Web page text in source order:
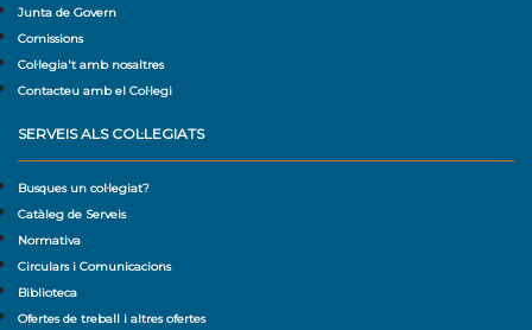
Junta de Govern
Comissions
Col·legia't amb nosaltres
Contacteu amb el Col·legi
SERVEIS ALS COL·LEGIATS
Busques un col·legiat?
Catàleg de Serveis
Normativa
Circulars i Comunicacions
Biblioteca
Ofertes de treball i altres ofertes